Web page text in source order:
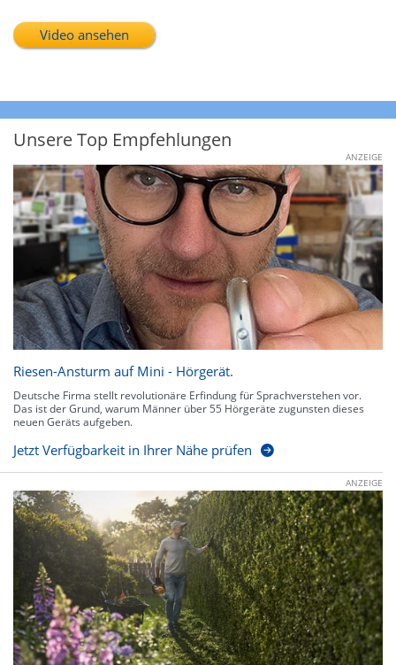
Video ansehen
Unsere Top Empfehlungen
ANZEIGE
Riesen-Ansturm auf Mini - Hörgerät.
Deutsche Firma stellt revolutionäre Erfindung für Sprachverstehen vor.
Das ist der Grund, warum Männer über 55 Hörgeräte zugunsten dieses
neuen Geräts aufgeben.
Jetzt Verfügbarkeit in Ihrer Nähe prüfen
ANZEIGE